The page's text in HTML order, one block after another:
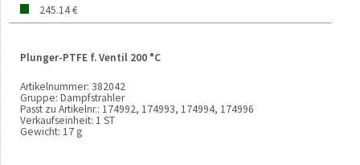
245.14 €
Plunger-PTFE f. Ventil 200 °C
Artikelnummer: 382042
Gruppe: Dampfstrahler
Passt zu Artikelnr.: 174992, 174993, 174994, 174996
Verkaufseinheit: 1 ST
Gewicht: 17 g